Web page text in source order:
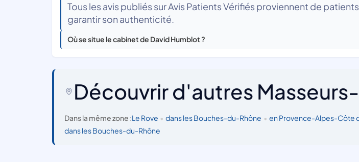
Tous les avis publiés sur Avis Patients Vérifiés proviennent de
garantir son authenticité.
Où se situe le cabinet de David Humblot ?
Découvrir d'autres
Dans la même zone :Le Rove • dans les Bouches-du-Rhône • en Provence-Alpes-Côte
dans les Bouches-du-Rhône